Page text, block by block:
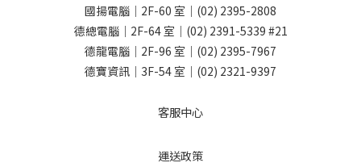
國揚電腦｜2F-60 室｜ (02) 2395-2808
德總電腦｜2F-64 室｜ (02) 2391-5339 #21
德龍電腦｜2F-96 室｜ (02) 2395-7967
德寶資訊｜3F-54 室｜ (02) 2321-9397
客服中心
運送政策